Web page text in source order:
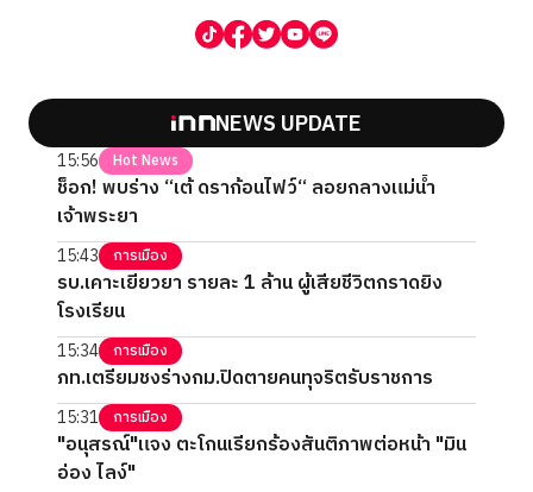
NEWS UPDATE
15:56 Hot News
ช็อก! พบร่าง “เต้ ดราก้อนไฟว์“ ลอยกลางแม่น้ำ
เจ้าพระยา
15:43 การเมือง
รบ.เคาะเยียวยา รายละ 1 ล้าน ผู้เสียชีวิตกราดยิง
โรงเรียน
15:34 การเมือง
ภท.เตรียมชงร่างกม.ปิดตายคนทุจริตรับราชการ
15:31 การเมือง
"อนุสรณ์"แจง ตะโกนเรียกร้องสันติภาพต่อหน้า "มิน
อ่อง ไลง์"